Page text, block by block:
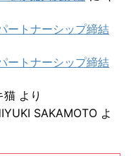
トナーシップ締結
トナーシップ締結
猫 より
SAKAMOTO よ